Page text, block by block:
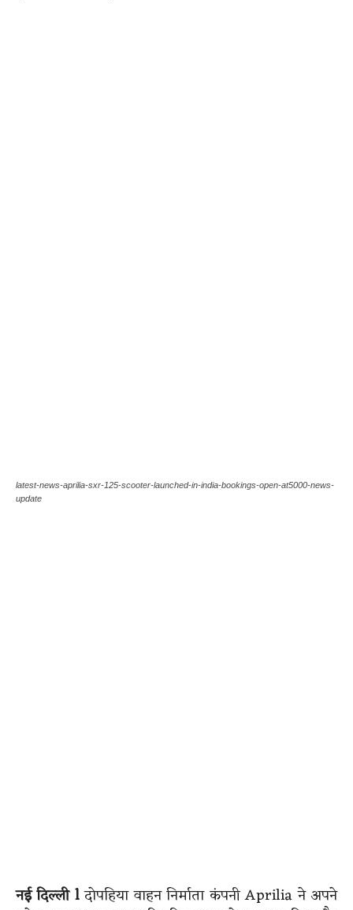
latest-news-aprilia-sxr-125-scooter-launched-in-india-bookings-open-at5000-news-
update
नई दिल्लीlदोपहिया वाहन निर्माता कंपनी Aprilia ने अपने